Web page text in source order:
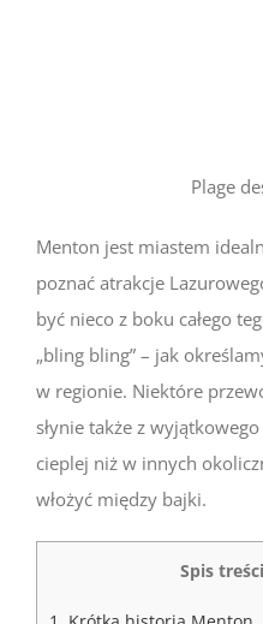
Plage
Menton jest miastem
poznać atrakcje
być nieco z boku całego
„bling bling” – jak
w regionie. Niektóre
słynie także z
cieplej niż w innych
włożyć między bajki.
Spis